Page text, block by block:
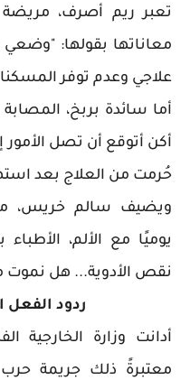
تعبر ريم أصرف، مريضة
معاناتها بقولها:
علاجي وعدم توفر
أما سائدة بربخ،
أكن أتوقع أن تصل الأمور
حُرمت من العلاج بعد
ويضيف سالم خريس،
يوميًا مع الألم،
نقص الأدوية... هل نموت
ردود الفعل
أدانت وزارة الخارجية
معتبرةً ذلك جريمة